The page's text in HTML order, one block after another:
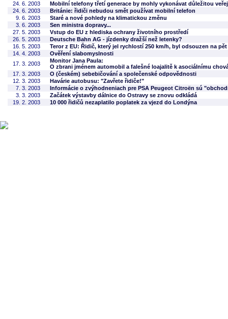
24. 6. 2003
Mobilní telefony třetí generace by mohly vykonávat důležitou
24. 6. 2003
Británie: řidiči nebudou smět používat mobilní telefon
9. 6. 2003
Staré a nové pohledy na klimatickou změnu
3. 6. 2003
Sen ministra dopravy...
27. 5. 2003
Vstup do EU z hlediska ochrany životního prostředí
26. 5. 2003
Deutsche Bahn AG - jízdenky dražší než letenky?
16. 5. 2003
Teror z EU: Řidič, který jel rychlostí 250 km/h, byl odsouzen na
14. 4. 2003
Ověření slabomyslnosti
17. 3. 2003
Monitor Jana Paula:
O zbrani jménem automobil a falešné loajalitě k asociálnímu
17. 3. 2003
O (českém) sebebičování a společenské odpovědnosti
12. 3. 2003
Havárie autobusu: "Zavřete řidiče!"
7. 3. 2003
Informácie o zvýhodneniach pre PSA Peugeot Citroën sú
3. 3. 2003
Začátek výstavby dálnice do Ostravy se znovu odkládá
19. 2. 2003
10 000 řidičů nezaplatilo poplatek za vjezd do Londýna